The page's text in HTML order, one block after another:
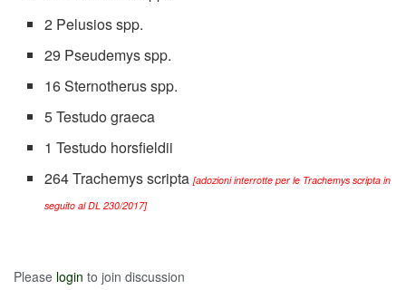
2 Pelusios spp.
29 Pseudemys spp.
16 Sternotherus spp.
5 Testudo graeca
1 Testudo horsfieldii
264 Trachemys scripta[adozioni interrotte per le Trachemys scripta in
seguito al DL 230/2017]
Please login to join discussion